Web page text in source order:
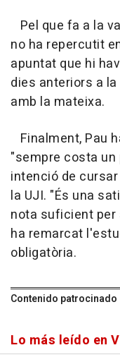
Pel que fa a la
no ha repercutit
apuntat que hi
dies anteriors a
amb la mateixa.
Finalment, Pau
"sempre costa
intenció de
la UJI. "És una
nota suficient per
ha remarcat
obligatòria.
Contenido patrocinado
Lo más leído en